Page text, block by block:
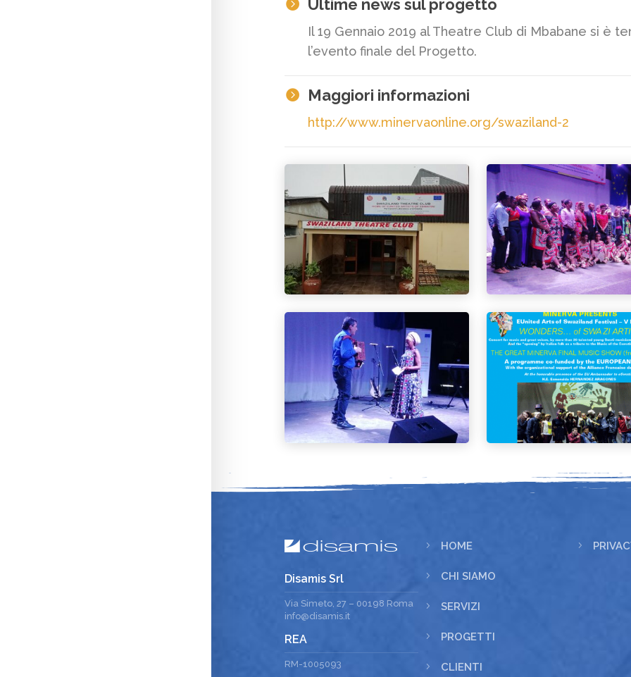
 Ultime news sul progetto
Il 19 Gennaio 2019 al Theatre Club di Mbabane si è
l’evento finale del Progetto.
 Maggiori informazioni
http://www.minervaonline.org/swaziland-2
Disamis Srl
Via Simeto, 27 – 00198 Roma
info@disamis.it
REA
RM-1005093
5 HOME
5 CHI SIAMO
5 SERVIZI
5 PROGETTI
5 CLIENTI
5